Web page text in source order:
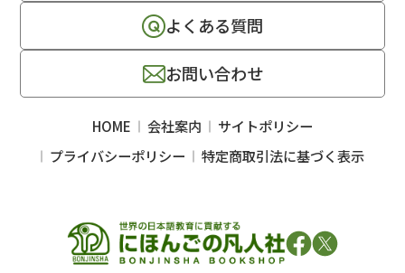
よくある質問
お問い合わせ
HOME 会社案内
サイトポリシー
プライバシーポリシー
特定商取引法に基づく表示